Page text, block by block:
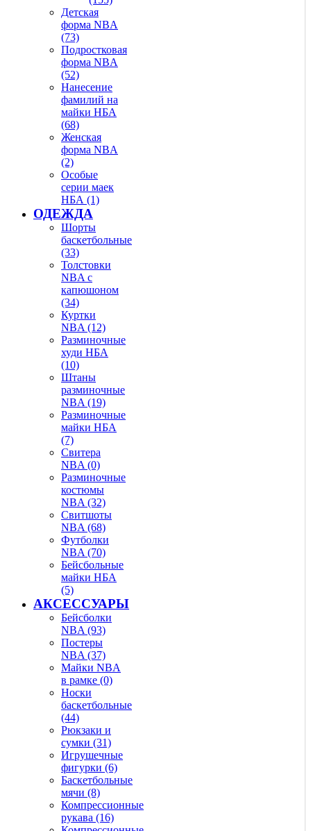
Детская
форма NBA
(73)
Подростковая
форма NBA
(52)
Нанесение
фамилий на
майки НБА
(68)
Женская
форма NBA
(2)
Особые
серии маек
НБА (1)
ОДЕЖДА
Шорты
баскетбольные
(33)
Толстовки
NBA с
капюшоном
(34)
Куртки
NBA (12)
Разминочные
худи НБА
(10)
Штаны
разминочные
NBA (19)
Разминочные
майки НБА
(7)
Свитера
NBA (0)
Разминочные
костюмы
NBA (32)
Свитшоты
NBA (68)
Футболки
NBA (70)
Бейсбольные
майки НБА
(5)
АКСЕССУАРЫ
Бейсболки
NBA (93)
Постеры
NBA (37)
Майки NBA
в рамке (0)
Носки
баскетбольные
(44)
Рюкзаки и
сумки (31)
Игрушечные
фигурки (6)
Баскетбольные
мячи (8)
Компрессионные
рукава (16)